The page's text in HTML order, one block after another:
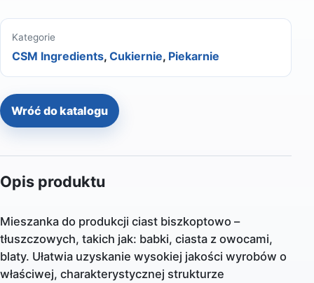
Kategorie
CSM Ingredients, Cukiernie, Piekarnie
Wróć do katalogu
Opis produktu
Mieszanka do produkcji ciast biszkoptowo –
tłuszczowych, takich jak: babki, ciasta z owocami,
blaty. Ułatwia uzyskanie wysokiej jakości wyrobów o
właściwej, charakterystycznej strukturze